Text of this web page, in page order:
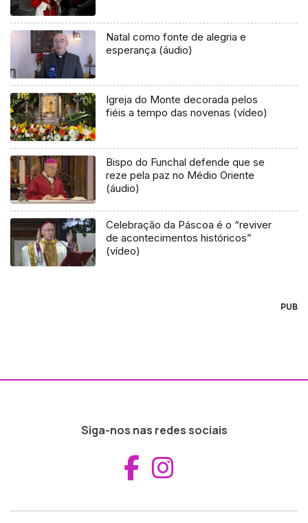
Natal como fonte de alegria e
esperança (áudio)
Igreja do Monte decorada pelos
fiéis a tempo das novenas (vídeo)
Bispo do Funchal defende que se
reze pela paz no Médio Oriente
(áudio)
Celebração da Páscoa é o “reviver
de acontecimentos históricos”
(vídeo)
PUB
Siga-nos nas redes sociais
Aceder ao